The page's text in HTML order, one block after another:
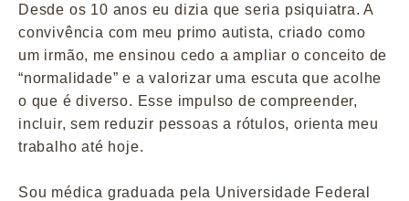
Desde os 10 anos eu dizia que seria psiquiatra. A
convivência com meu primo autista, criado como
um irmão, me ensinou cedo a ampliar o conceito de
“normalidade” e a valorizar uma escuta que acolhe
o que é diverso. Esse impulso de compreender,
incluir, sem reduzir pessoas a rótulos, orienta meu
trabalho até hoje.
Sou médica graduada pela Universidade Federal